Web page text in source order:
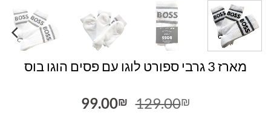
מארז 3 גרבי ספורט לוגו עם פסים הוגו בוס
129.00₪
המחיר
99.00₪
המחיר